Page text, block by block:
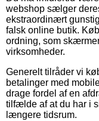
webshop sælger
ekstraordinært
falsk online butik.
ordning, som
virksomheder.
Generelt tilråder vi
betalinger med
drage fordel af en
tilfælde af at du har i
længere tidsrum.